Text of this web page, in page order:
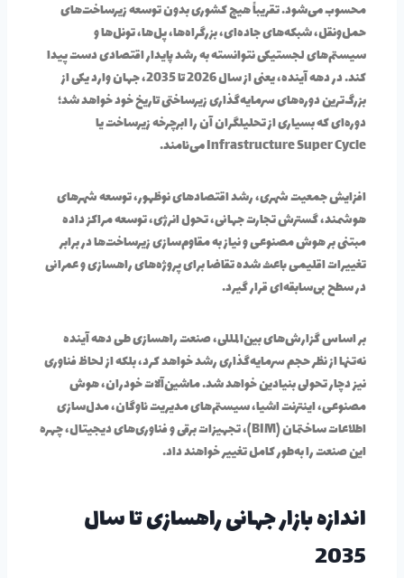
محسوب می‌شود. تقریباً هیچ کشوری بدون توسعه زیرساخت‌های
حمل‌ونقل، شبکه‌های جاده‌ای، بزرگراه‌ها، پل‌ها، تونل‌ها و
سیستم‌های لجستیکی نتوانسته به رشد پایدار اقتصادی دست پیدا
کند. در دهه آینده، یعنی از سال 2026 تا 2035، جهان وارد یکی از
بزرگ‌ترین دوره‌های سرمایه‌گذاری زیرساختی تاریخ خود خواهد شد؛
دوره‌ای که بسیاری از تحلیلگران آن را ابرچرخه زیرساخت یا
Infrastructure Super Cycle می‌نامند.
افزایش جمعیت شهری، رشد اقتصادهای نوظهور، توسعه شهرهای
هوشمند، گسترش تجارت جهانی، تحول انرژی، توسعه مراکز داده
مبتنی بر هوش مصنوعی و نیاز به مقاوم‌سازی زیرساخت‌ها در برابر
تغییرات اقلیمی باعث شده تقاضا برای پروژه‌های راهسازی و عمرانی
در سطح بی‌سابقه‌ای قرار گیرد.
بر اساس گزارش‌های بین‌المللی، صنعت راهسازی طی دهه آینده
نه‌تنها از نظر حجم سرمایه‌گذاری رشد خواهد کرد، بلکه از لحاظ فناوری
نیز دچار تحولی بنیادین خواهد شد. ماشین‌آلات خودران، هوش
مصنوعی، اینترنت اشیا، سیستم‌های مدیریت ناوگان، مدل‌سازی
اطلاعات ساختمان (BIM)، تجهیزات برقی و فناوری‌های دیجیتال، چهره
این صنعت را به‌طور کامل تغییر خواهند داد.
اندازه بازار جهانی راهسازی تا سال
2035